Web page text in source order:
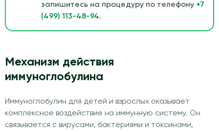
запишитесь на процедуру по телефону +7
(499) 113-48-94.
Механизм действия
иммуноглобулина
Иммуноглобулин для детей и взрослых оказывает
комплексное воздействие на иммунную систему. Он
связывается с вирусами, бактериями и токсинами,